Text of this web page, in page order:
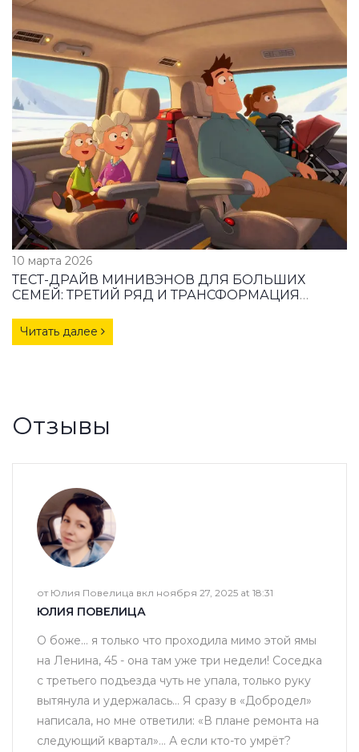
10 марта 2026
ТЕСТ-ДРАЙВ МИНИВЭНОВ ДЛЯ БОЛЬШИХ
СЕМЕЙ: ТРЕТИЙ РЯД И ТРАНСФОРМАЦИЯ
Читать далее
Отзывы
от Юлия Повелица вкл ноября 27, 2025 at 18:31
ЮЛИЯ ПОВЕЛИЦА
О боже… я только что проходила мимо этой ямы
на Ленина, 45 - она там уже три недели! Соседка
с третьего подъезда чуть не упала, только руку
вытянула и удержалась… Я сразу в «Добродел»
написала, но мне ответили: «В плане ремонта на
следующий квартал»… А если кто-то умрёт?